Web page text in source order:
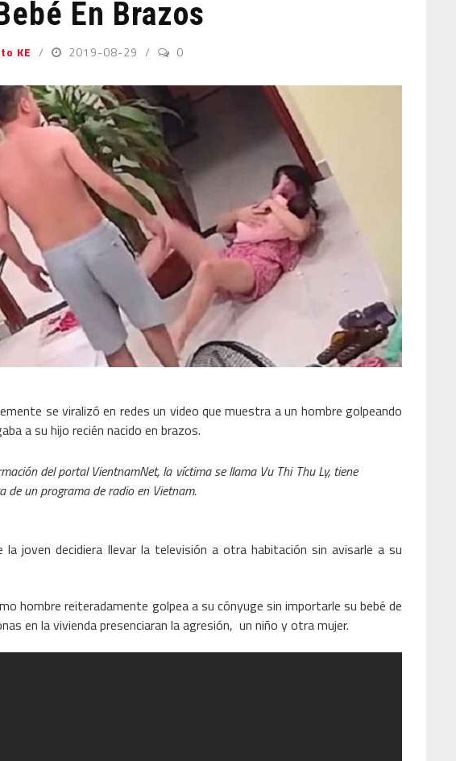
En Brazos
KE 2019-08-29 0
se viralizó en redes un video que muestra a un hombre golpeando
a su hijo recién nacido en brazos.
del portal VientnamNet, la víctima se llama Vu Thi Thu Ly, tiene
de un programa de radio en Vietnam.
la joven decidiera llevar la televisión a otra habitación sin avisarle a su
hombre reiteradamente golpea a su cónyuge sin importarle su bebé de
en la vivienda presenciaran la agresión, un niño y otra mujer.